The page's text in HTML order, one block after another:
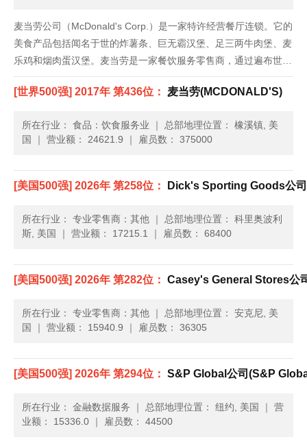
麦当劳公司（McDonald's Corp.）是一家特许经营餐厅连锁。它的
美食产品包括闻名于世的炸薯条、巨无霸汉堡、足三两牛肉堡、麦
乐鸡和烟肉蛋汉堡。麦当劳是一家餐饮服务零售商，通过遍布世界
各地的餐厅，每天为118个国家约5,000万人提供饮食服务。这家
公司成立于1948年，总部位于伊利诺伊州的欧克......
[世界500强] 2017年 第436位： 麦当劳(MCDONALD'S)
所在行业： 食品：饮食服务业 ｜ 总部地理位置： 橡溪镇, 美
国
｜ 营业额： 24621.9 ｜ 雇员数： 375000
[美国500强] 2026年 第258位： Dick's Sporting Goods公
所在行业： 专业零售商：其他 ｜ 总部地理位置： 科里奥波利
斯, 美国
｜ 营业额： 17215.1 ｜ 雇员数： 68400
[美国500强] 2026年 第282位： Casey's General Stores公
所在行业： 专业零售商：其他 ｜ 总部地理位置： 安克尼, 美
国
｜ 营业额： 15940.9 ｜ 雇员数： 36305
[美国500强] 2026年 第294位： S&P Global公司(S&P
所在行业： 金融数据服务 ｜ 总部地理位置： 纽约, 美国 ｜ 营
业额： 15336.0 ｜ 雇员数： 44500